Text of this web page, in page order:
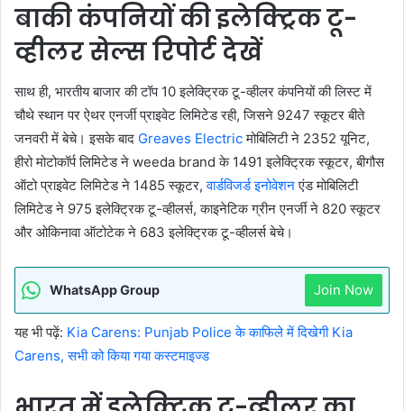
बाकी कंपनियों की इलेक्ट्रिक टू-
व्हीलर सेल्स रिपोर्ट देखें
साथ ही, भारतीय बाजार की टॉप 10 इलेक्ट्रिक टू-व्हीलर कंपनियों की लिस्ट में
चौथे स्थान पर ऐथर एनर्जी प्राइवेट लिमिटेड रही, जिसने 9247 स्कूटर बीते
जनवरी में बेचे। इसके बाद Greaves Electricमोबिलिटी ने 2352 यूनिट,
हीरो मोटोकॉर्प लिमिटेड ने weeda brand के 1491 इलेक्ट्रिक स्कूटर, बीगौस
ऑटो प्राइवेट लिमिटेड ने 1485 स्कूटर,वार्डविजर्ड इनोवेशनएंड मोबिलिटी
लिमिटेड ने 975 इलेक्ट्रिक टू-व्हीलर्स, काइनेटिक ग्रीन एनर्जी ने 820 स्कूटर
और ओकिनावा ऑटोटेक ने 683 इलेक्ट्रिक टू-व्हीलर्स बेचे।
WhatsApp Group Join Now
यह भी पढ़ें: Kia Carens: Punjab Police के काफिले में दिखेगी Kia
Carens, सभी को किया गया कस्टमाइज्ड